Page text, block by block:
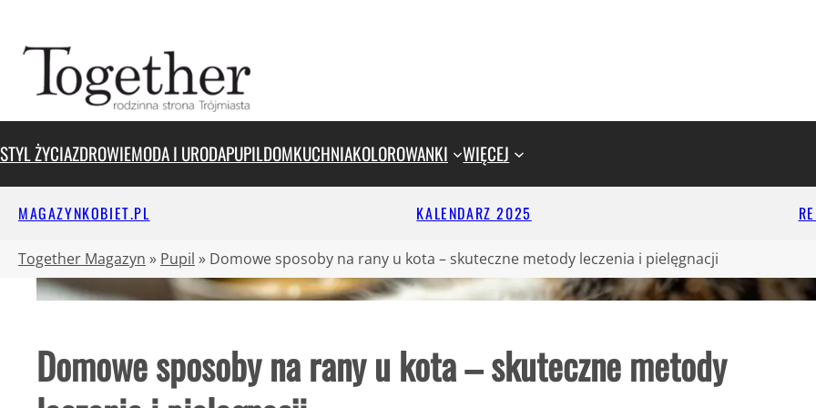
treści
STYL ŻYCIAZDROWIEMODA I URODAPUPILDOMKUCHNIAKOLOROWANKI WIĘCEJ
MAGAZYNKOBIET.PL KALENDARZ 2025
Together Magazyn » Pupil » Domowe sposoby na rany u kota – skuteczne metody leczenia i pielęgnacji
Domowe sposoby na rany u kota – skuteczne metody